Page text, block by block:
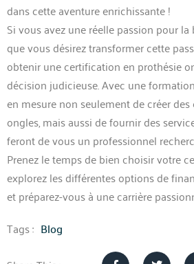
dans cette aventure enrichissante !
Si vous avez une réelle passion pour
que vous désirez transformer cette
obtenir une certification en prothésie
décision judicieuse. Avec une
en mesure non seulement de créer
ongles, mais aussi de fournir des
feront de vous un professionnel
Prenez le temps de bien choisir votre
explorez les différentes options de
et préparez-vous à une carrière
Tags : Blog